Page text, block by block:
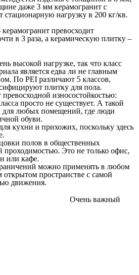
даже 3 мм керамогранит с
стационарную нагрузку в 200 кг/кв.
превосходит
в 3 раза, а керамическую плитку –
высокой нагрузке, так что класс
является едва ли не главным
По PEI различают 5 классов,
плитку для пола.
износостойкостью:
просто не существует. А такой
для любых помещений, где люди
обуви.
кухни и прихожих, поскольку здесь
полов в общественных
проходимостью. Это не только офис,
или кафе.
можно применять в любом
пространстве с самой
движения.
Очень важный